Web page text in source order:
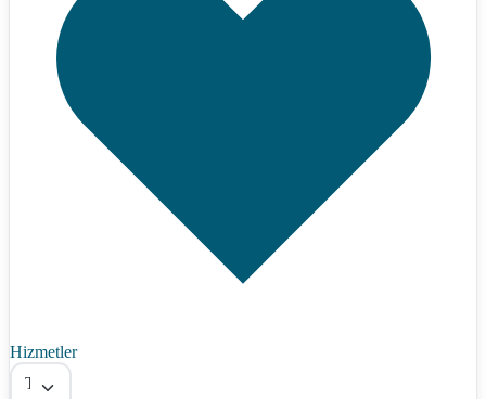
Hizmetler
Tümü